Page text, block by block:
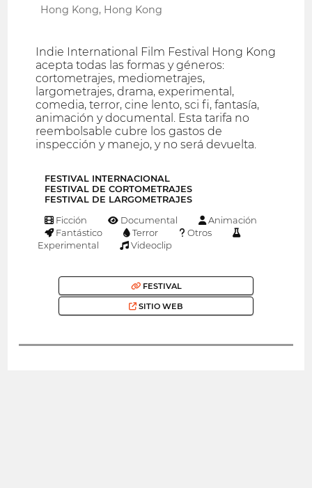
Hong Kong, Hong Kong
Indie International Film Festival Hong Kong
acepta todas las formas y géneros:
cortometrajes, mediometrajes,
largometrajes, drama, experimental,
comedia, terror, cine lento, sci fi, fantasía,
animación y documental. Esta tarifa no
reembolsable cubre los gastos de
inspección y manejo, y no será devuelta.
FESTIVAL INTERNACIONAL
FESTIVAL DE CORTOMETRAJES
FESTIVAL DE LARGOMETRAJES
Ficción Documental
Animación
Fantástico
Terror
Otros
Experimental
Videoclip
FESTIVAL
SITIO WEB